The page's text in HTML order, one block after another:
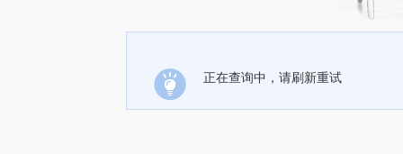
正在查询中，请刷新重试